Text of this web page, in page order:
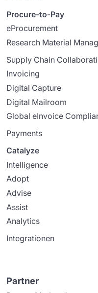
Procure-to-Pay
eProcurement
Research Material
Supply Chain
Invoicing
Digital Capture
Digital Mailroom
Global eInvoice
Payments
Catalyze
Intelligence
Adopt
Advise
Assist
Analytics
Integrationen
Partner